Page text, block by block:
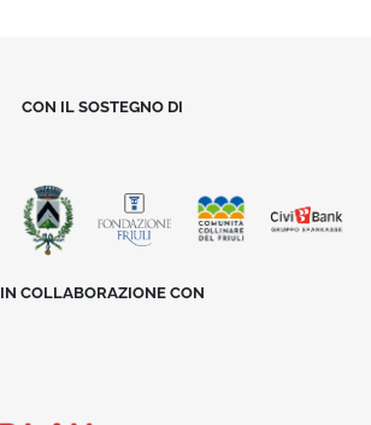
CON IL SOSTEGNO DI
IN COLLABORAZIONE CON